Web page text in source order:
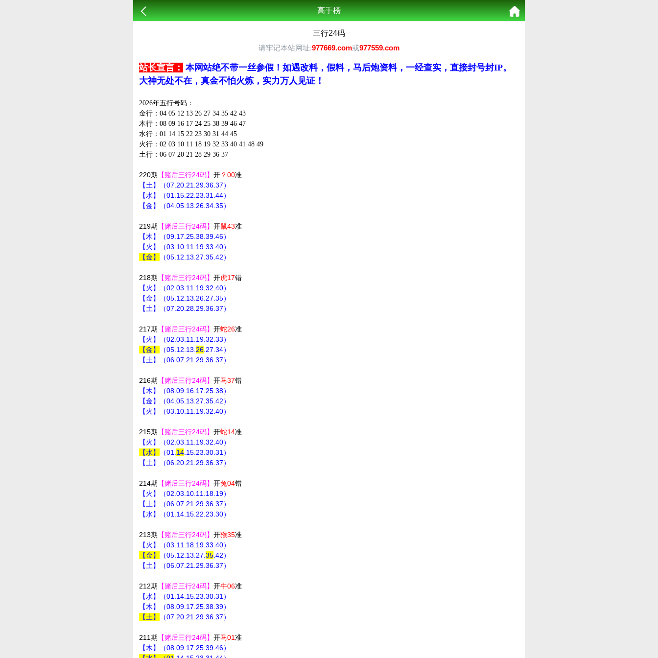
高手榜
三行24码
请牢记本站网址:977669.com或977559.com
站长宣言： 本网站绝不带一丝参假！如遇改料，假料，马后炮资料，一经查实，直接封号封IP。
大神无处不在，真金不怕火炼，实力万人见证！
2026年五行号码：
金行：04 05 12 13 26 27 34 35 42 43
木行：08 09 16 17 24 25 38 39 46 47
水行：01 14 15 22 23 30 31 44 45
火行：02 03 10 11 18 19 32 33 40 41 48 49
土行：06 07 20 21 28 29 36 37
220期 【赌后三行24码】 开 ？00准
【土】（07.20.21.29.36.37）
【水】（01.15.22.23.31.44）
【金】（04.05.13.26.34.35）
219期 【赌后三行24码】 开鼠43准
【木】（09.17.25.38.39.46）
【火】（03.10.11.19.33.40）
【金】
（05.12.13.27.35.42）
218期 【赌后三行24码】 开虎17错
【火】（02.03.11.19.32.40）
【金】（05.12.13.26.27.35）
【土】（07.20.28.29.36.37）
217期 【赌后三行24码】 开蛇26准
【火】（02.03.11.19.32.33）
【金】
（05.12.13. 26 .27.34）
【土】（06.07.21.29.36.37）
216期 【赌后三行24码】 开马37错
【木】（08.09.16.17.25.38）
【金】（04.05.13.27.35.42）
【火】（03.10.11.19.32.40）
215期 【赌后三行24码】 开蛇14准
【火】（02.03.11.19.32.40）
【水】
（01. 14 .15.23.30.31）
【土】（06.20.21.29.36.37）
214期 【赌后三行24码】 开兔04错
【火】（02.03.10.11.18.19）
【土】（06.07.21.29.36.37）
【水】（01.14.15.22.23.30）
213期 【赌后三行24码】 开猴35准
【火】（03.11.18.19.33.40）
【金】
（05.12.13.27. 35 .42）
【土】（06.07.21.29.36.37）
212期 【赌后三行24码】 开牛06准
【水】（01.14.15.23.30.31）
【木】（08.09.17.25.38.39）
【土】
（07.20.21.29.36.37）
211期 【赌后三行24码】 开马01准
【木】（08.09.17.25.39.46）